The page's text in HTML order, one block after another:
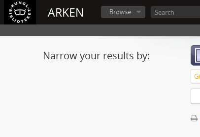
ARKEN Browse
Narrow your results by: